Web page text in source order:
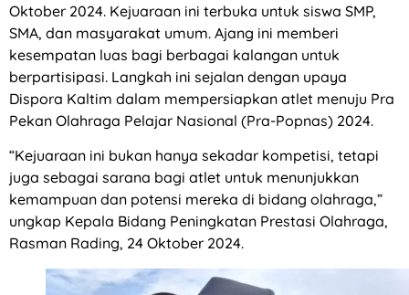
Oktober 2024. Kejuaraan ini terbuka untuk siswa SMP,
SMA, dan masyarakat umum. Ajang ini memberi
kesempatan luas bagi berbagai kalangan untuk
berpartisipasi. Langkah ini sejalan dengan upaya
Dispora Kaltim dalam mempersiapkan atlet menuju Pra
Pekan Olahraga Pelajar Nasional (Pra-Popnas) 2024.
“Kejuaraan ini bukan hanya sekadar kompetisi, tetapi
juga sebagai sarana bagi atlet untuk menunjukkan
kemampuan dan potensi mereka di bidang olahraga,”
ungkap Kepala Bidang Peningkatan Prestasi Olahraga,
Rasman Rading, 24 Oktober 2024.